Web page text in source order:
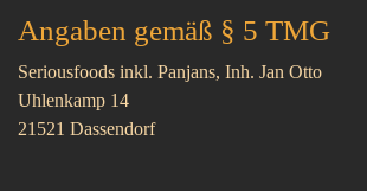
Angaben gemäß § 5 TMG
Seriousfoods inkl. Panjans, Inh. Jan Otto
Uhlenkamp 14
21521 Dassendorf